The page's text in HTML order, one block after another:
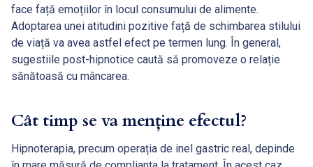
face față emoțiilor în locul consumului de alimente.
Adoptarea unei atitudini pozitive față de schimbarea stilului
de viață va avea astfel efect pe termen lung. În general,
sugestiile post-hipnotice caută să promoveze o relație
sănătoasă cu mâncarea.
Cât timp se va menține efectul?
Hipnoterapia, precum operația de inel gastric real, depinde